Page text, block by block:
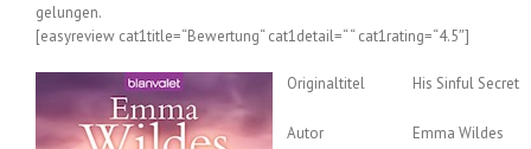
gelungen.
[easyreview cat1title=“Bewertung“ cat1detail=“ “ cat1rating=“4.5″]
Originaltitel His Sinful Secret
Autor Emma Wildes